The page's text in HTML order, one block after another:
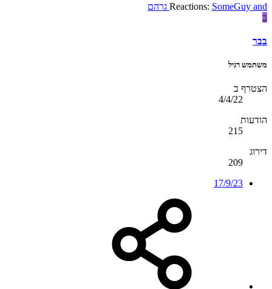
Reactions: SomeGuy and
גרהם
ב
בבר
משתמש רגיל
הצטרף ב
4/4/22
הודעות
215
דירוג
209
17/9/23